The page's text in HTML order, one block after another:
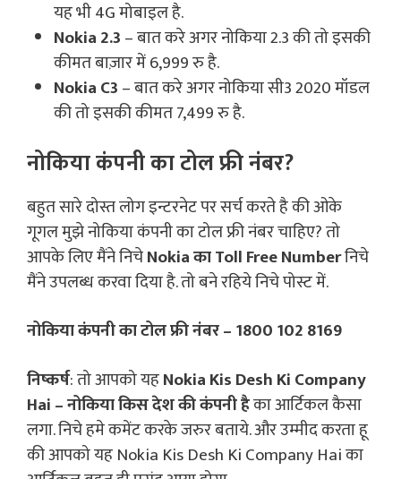
यह भी 4G मोबाइल है.
Nokia 2.3– बात करे अगर नोकिया 2.3 की तो इसकी
कीमत बाज़ार में 6,999 रु है.
Nokia C3– बात करे अगर नोकिया सी3 2020 मॉडल
की तो इसकी कीमत 7,499 रु है.
नोकिया कंपनी का टोल फ्री नंबर?
बहुत सारे दोस्त लोग इन्टरनेट पर सर्च करते है की ओके
गूगल मुझे नोकिया कंपनी का टोल फ्री नंबर चाहिए? तो
आपके लिए मैंने निचेNokia का Toll Free Numberनिचे
मैंने उपलब्ध करवा दिया है. तो बने रहिये निचे पोस्ट में.
नोकिया कंपनी का टोल फ्री नंबर – 1800 102 8169
निष्कर्ष: तो आपको यहNokia Kis Desh Ki Company
Hai – नोकिया किस देश की कंपनी हैका आर्टिकल कैसा
लगा. निचे हमे कमेंट करके जरुर बताये. और उम्मीद करता हू
की आपको यह Nokia Kis Desh Ki Company Hai का